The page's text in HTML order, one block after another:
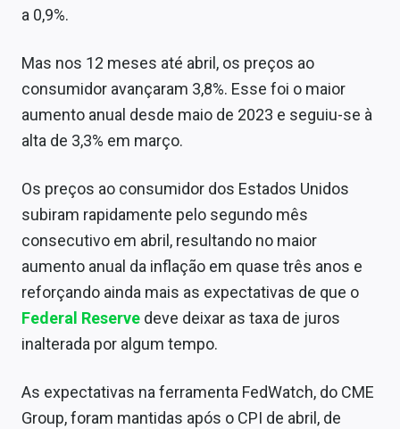
a 0,9%.
Mas nos 12 meses até abril, os preços ao
consumidor avançaram 3,8%. Esse foi o maior
aumento anual desde maio de 2023 e seguiu-se à
alta de 3,3% em março.
Os preços ao consumidor dos Estados Unidos
subiram rapidamente pelo segundo mês
consecutivo em abril, resultando no maior
aumento anual da inflação em quase três anos e
reforçando ainda mais as expectativas de que o
Federal Reserve deve deixar as taxa de juros
inalterada por algum tempo.
As expectativas na ferramenta FedWatch, do CME
Group, foram mantidas após o CPI de abril, de